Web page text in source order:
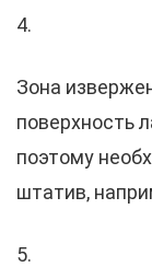
4.
Зона
поверхность
поэтому
штатив,
5.